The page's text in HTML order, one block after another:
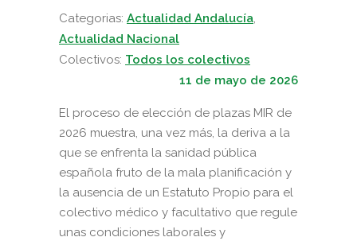
Categorias: Actualidad Andalucía,
Actualidad Nacional
Colectivos: Todos los colectivos
11 de mayo de 2026
El proceso de elección de plazas MIR de
2026 muestra, una vez más, la deriva a la
que se enfrenta la sanidad pública
española fruto de la mala planificación y
la ausencia de un Estatuto Propio para el
colectivo médico y facultativo que regule
unas condiciones laborales y